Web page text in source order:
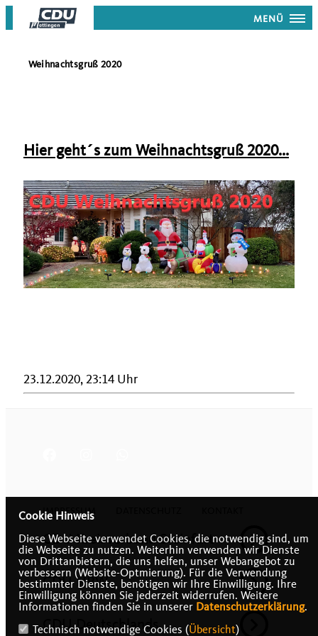
MENÜ
Weihnachtsgruß 2020
Hier geht´s zum Weihnachtsgruß 2020...
23.12.2020, 23:14 Uhr
IMPRESSUM
CDU Kreisverband Steinfurt
CDU NRW
CDU Deutschlands
Cookie Hinweis
Diese Webseite verwendet Cookies, die notwendig sind, um
die Webseite zu nutzen. Weiterhin verwenden wir Dienste
von Drittanbietern, die uns helfen, unser Webangebot zu
verbessern (Website-Optmierung). Für die Verwendung
bestimmter Dienste, benötigen wir Ihre Einwilligung. Ihre
Einwilligung können Sie jederzeit widerrufen. Weitere
Informationen finden Sie in unserer Datenschutzerklärung.
Technisch notwendige Cookies (Übersicht)